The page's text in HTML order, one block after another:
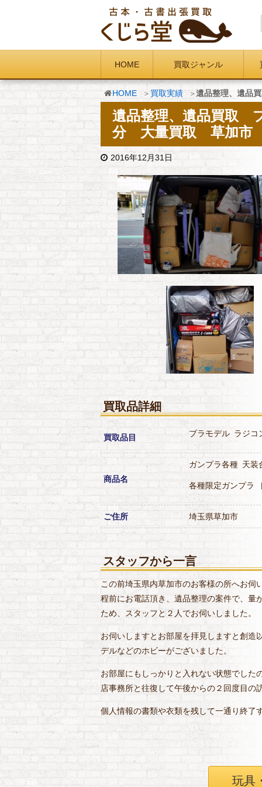
HOME 買取ジャンル
HOME 買取実績 遺品整理、遺品
遺品整理、遺品買取
分 大量買取 草加市
2016年12月31日
買取品詳細
買取品目 プラモデル ラジコ
商品名
ガンプラ各種 天装
各種限定ガンプラ
ご住所 埼玉県草加市
スタッフから一言
この前埼玉県内草加市のお客様の所へお
程前にお電話頂き、遺品整理の案件で、量
ため、スタッフと２人でお伺いしました。
お伺いしますとお部屋を拝見しますと創造
デルなどのホビーがございました。
お部屋にもしっかりと入れない状態でした
店事務所と往復して午後からの２回度目
個人情報の書類や衣類を残して一通り終了
玩具